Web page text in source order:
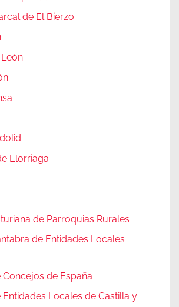
de El Bierzo
Elorriaga
de Parroquias Rurales
de Entidades Locales
Concejos de España
Entidades Locales de Castilla y